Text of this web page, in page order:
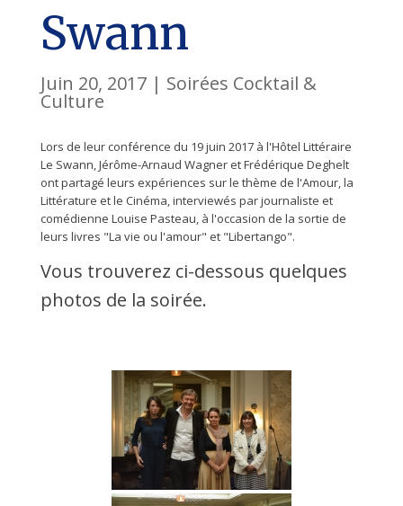
Swann
Juin 20, 2017| Soirées Cocktail &
Culture
Lors de leur conférence du 19 juin 2017 à l'Hôtel Littéraire
Le Swann, Jérôme-Arnaud Wagner et Frédérique Deghelt
ont partagé leurs expériences sur le thème de l'Amour, la
Littérature et le Cinéma, interviewés par journaliste et
comédienne Louise Pasteau, à l'occasion de la sortie de
leurs livres "La vie ou l'amour" et "Libertango".
Vous trouverez ci-dessous quelques
photos de la soirée.